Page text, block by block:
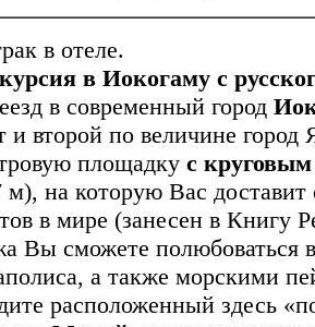
в отеле.
в Иокогаму с
в современный город
и второй по величине
площадку с
м), на которую Вас
в мире (занесен в Книгу
Вы сможете полюбоваться
а также морскими
расположенный здесь